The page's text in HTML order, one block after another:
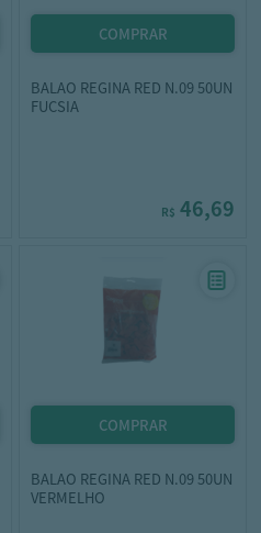
BALAO REGINA RED N.09 50UN
FUCSIA
R$ 46,69
BALAO REGINA RED N.09 50UN
VERMELHO